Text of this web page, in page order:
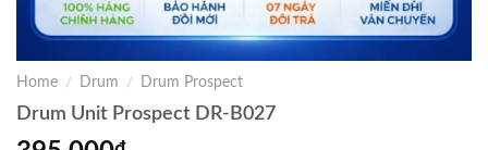
Home / Drum / Drum Prospect
Drum Unit Prospect DR-B027